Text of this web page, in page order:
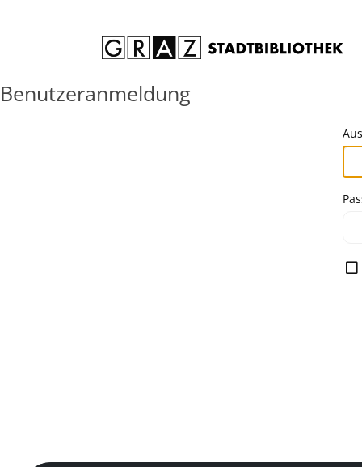
Benutzeranmeldung